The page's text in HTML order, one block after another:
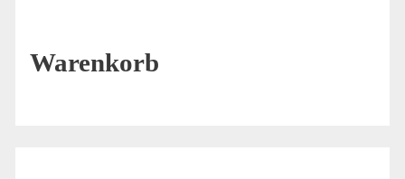
Warenkorb